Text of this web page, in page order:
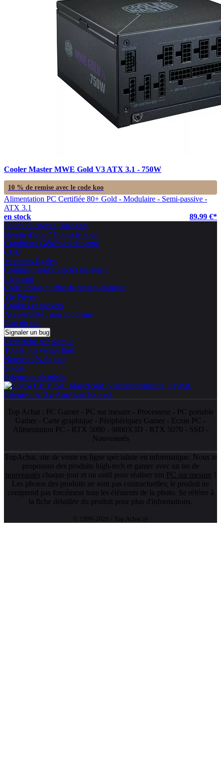
Cooler Master MWE Gold V3 ATX 3.1 - 750W
10 % de remise avec le code koo
Alimentation PC Certifiée 80+ Gold - Modulaire - Semi-passive -
ATX 3.1
en stock
89.99 €*
Pourquoi choisir TopAchat
Besoin d'aide ? Contacte nous
Conditions Générales de vente
CGU
Mentions légales
Comment sont collectés les avis ?
Livraison
Code promo / Offre de remboursement
Vie Privée
Cookies et trackers
Accessibilité : non conforme
Plan du site
Signaler un bug
Recherche par marque
Toutes nos ventes flash
Nouveautés du jour
Soldes
Paiements sécurisés
Top Achat : PC Gamer- PC sur mesure - Processeur- PC portable
Gamer - Carte graphique - Périphériques Gamer - Ecran PC -
Alimentation PC - RTX 5080 - 9800X3D - RTX 5070 - SSD -
Nouveautés
TopAchat, site de vente en ligne spécialiste en informatique. Nous te
proposons des produits high-tech et gamer avec un tas de
nouveautés chaque jour et un outil pour réaliser ton PC sur mesure !
Les photos des produits ne sont pas contractuelles; le produit ne
comprend pas forcément tous les éléments de la photo. Se référer à
la fiche détaillée du produit pour plus d'informations.
© 1999-2026 / Top Achat @